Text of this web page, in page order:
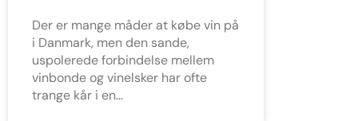
Der er mange måder at købe vin på
i Danmark, men den sande,
uspolerede forbindelse mellem
vinbonde og vinelsker har ofte
trange kår i en